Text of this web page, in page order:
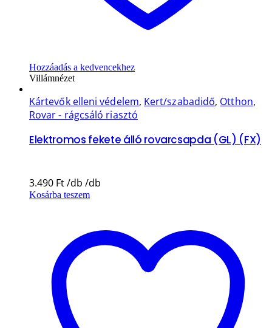
Hozzáadás a kedvencekhez
Villámnézet
Kártevők elleni védelem, Kert/szabadidő, Otthon,
Rovar - rágcsáló riasztó
Elektromos fekete álló rovarcsapda (GL) (FX)
3.490 Ft
Kosárba teszem